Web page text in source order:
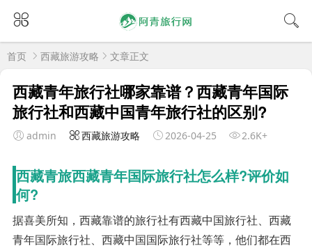
首页 西藏旅游攻略 文章正文
西藏青年旅行社哪家靠谱？西藏青年国际
旅行社和西藏中国青年旅行社的区别?
admin 西藏旅游攻略 2026-04-25 2.6K+
西藏青旅西藏青年国际旅行社怎么样?评价如
何?
据喜美所知，西藏靠谱的旅行社有西藏中国旅行社、西藏
青年国际旅行社、西藏中国国际旅行社等等，他们都在西